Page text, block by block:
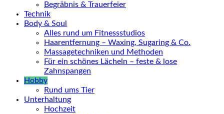
Begräbnis & Trauerfeier
Technik
Body & Soul
Alles rund um Fitnessstudios
Haarentfernung – Waxing, Sugaring & Co.
Massagetechniken und Methoden
Für ein schönes Lächeln – feste & lose
Zahnspangen
Hobby
Rund ums Tier
Unterhaltung
Hochzeit